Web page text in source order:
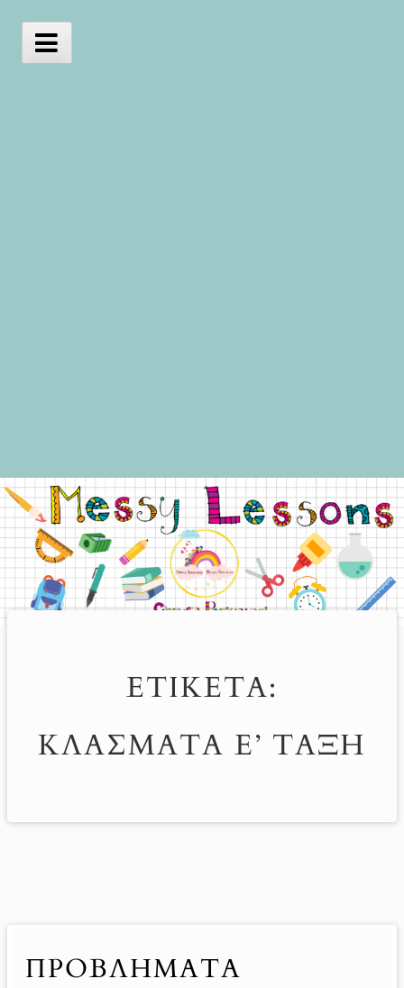
ΕΤΙΚΈΤΑ:
ΚΛΆΣΜΑΤΑ Ε’ ΤΆΞΗ
ΠΡΟΒΛΉΜΑΤΑ